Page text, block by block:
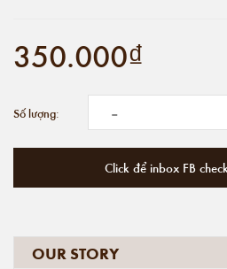
350.000₫
Số lượng: -
Click để inbox FB
OUR STORY